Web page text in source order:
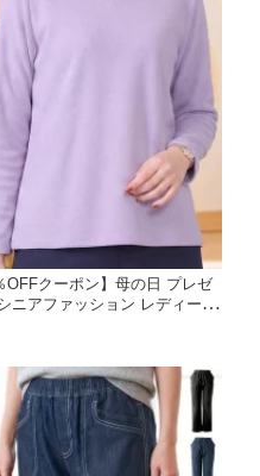
OFFクーポン】母の日 プレゼ
ニアファッション レディース
シャツ ゆったり 60代 70代 8
策